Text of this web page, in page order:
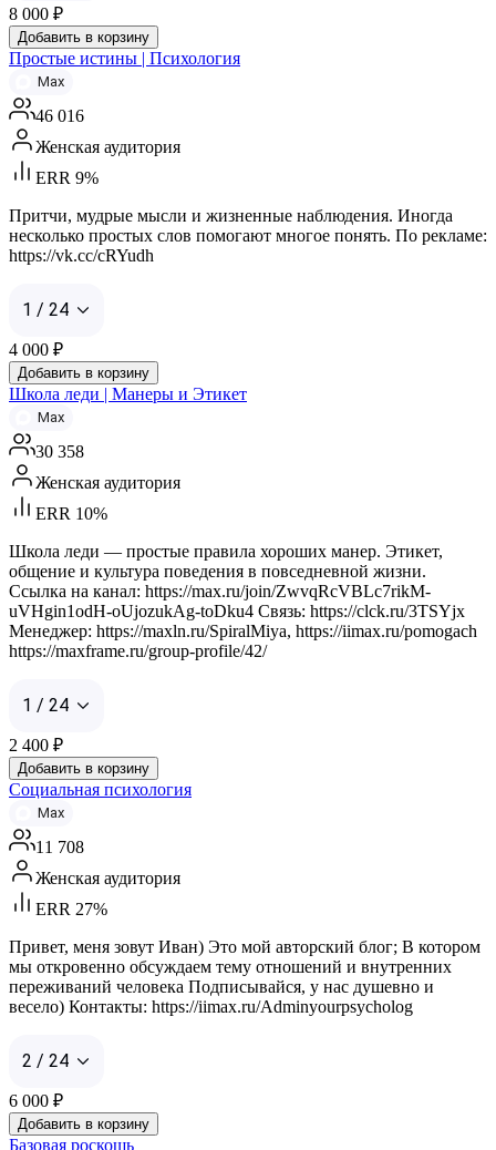
8 000 ₽
Добавить в корзину
Простые истины | Психология
Max
46 016
Женская аудитория
ERR 9%
Притчи, мудрые мысли и жизненные наблюдения. Иногда
несколько простых слов помогают многое понять. По рекламе:
https://vk.cc/cRYudh
1 / 24
4 000 ₽
Добавить в корзину
Школа леди | Манеры и Этикет
Max
30 358
Женская аудитория
ERR 10%
Школа леди — простые правила хороших манер. Этикет,
общение и культура поведения в повседневной жизни.
Ссылка на канал: https://max.ru/join/ZwvqRcVBLc7rikM-
uVHgin1odH-oUjozukAg-toDku4 Связь: https://clck.ru/3TSYjx
Менеджер: https://maxln.ru/SpiralMiya, https://iimax.ru/pomogach
https://maxframe.ru/group-profile/42/
1 / 24
2 400 ₽
Добавить в корзину
Социальная психология
Max
11 708
Женская аудитория
ERR 27%
Привет, меня зовут Иван) Это мой авторский блог; В котором
мы откровенно обсуждаем тему отношений и внутренних
переживаний человека Подписывайся, у нас душевно и
весело) Контакты: https://iimax.ru/Adminyourpsycholog
2 / 24
6 000 ₽
Добавить в корзину
Базовая роскошь